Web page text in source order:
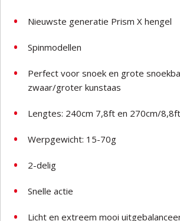
Nieuwste generatie Prism X hengel
Spinmodellen
Perfect voor snoek en grote
zwaar/groter kunstaas
Lengtes: 240cm 7,8ft en 270cm/8,8ft
Werpgewicht: 15-70g
2-delig
Snelle actie
Licht en extreem mooi